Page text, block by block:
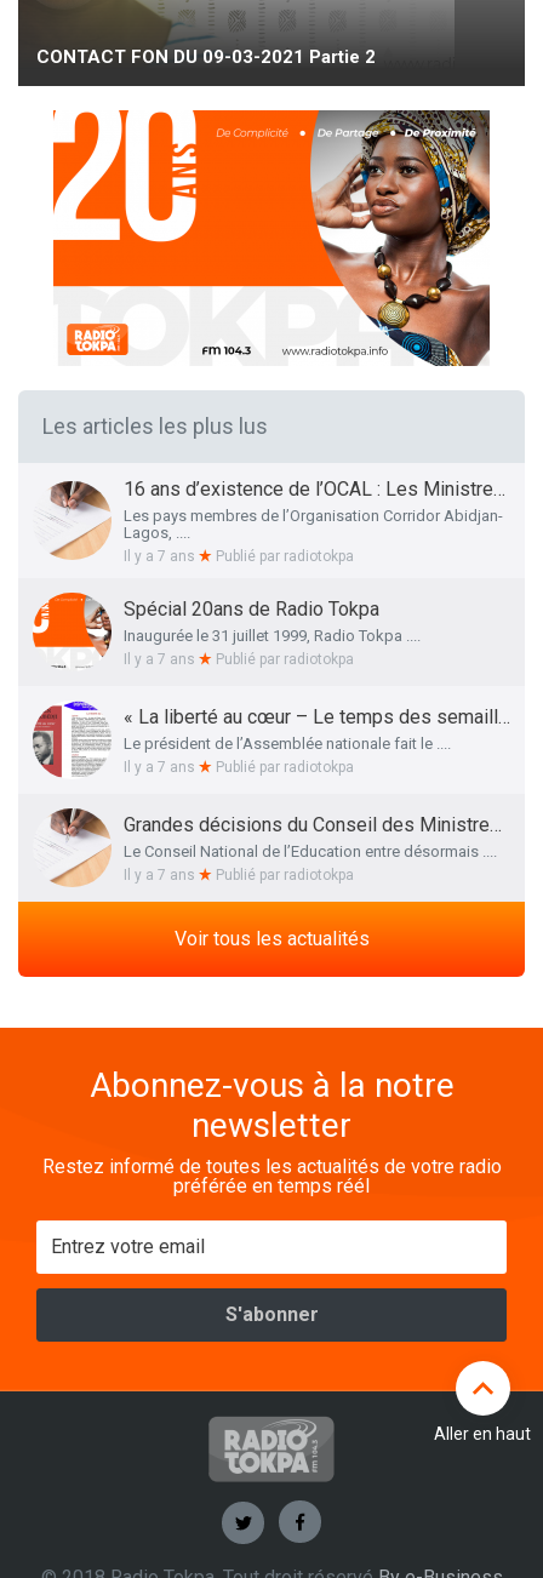
CONTACT FON DU 09-03-2021 Partie 2
Les articles les plus lus
16 ans d’existence de l’OCAL : Les Ministres des Infrastructures et Transports et de la Santé présentent le bilan et les Perspectives
Les pays membres de l’Organisation Corridor Abidjan-
Lagos, ....
Il y a 7 ans Publié par radiotokpa
Spécial 20ans de Radio Tokpa
Inaugurée le 31 juillet 1999, Radio Tokpa ....
Il y a 7 ans Publié par radiotokpa
« La liberté au cœur – Le temps des semailles », l’essai autobiographique de Me Adrien HOUNGBEDJI rendu public
Le président de l’Assemblée nationale fait le ....
Il y a 7 ans Publié par radiotokpa
Grandes décisions du Conseil des Ministres de ce 27 Mars 2019 : La liste définitive des membres du Conseil National de l’Education dévoilée
Le Conseil National de l’Education entre désormais ....
Il y a 7 ans Publié par radiotokpa
Voir tous les actualités
Abonnez-vous à la notre
newsletter
Restez informé de toutes les actualités de votre radio
préférée en temps réél
Aller en haut